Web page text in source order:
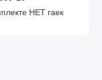
НЕТ гаек